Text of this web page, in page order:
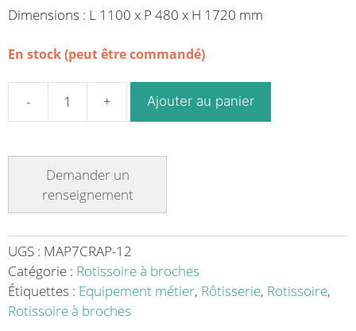
Dimensions : L 1100 x P 480 x H 1720 mm
En stock (peut être commandé)
quantité
crapaudine
électrique
MAP
CRAP
sans
châssis
-
Ajouter au panier
UGS : MAP7CRAP-12
Catégorie : Rotissoire à broches
Étiquettes : Equipement métier, Rôtisserie, Rotissoire,
Rotissoire à broches